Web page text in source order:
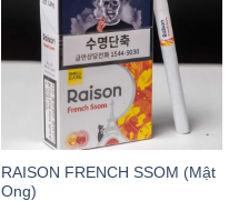
RAISON FRENCH SSOM (Mật
Ong)